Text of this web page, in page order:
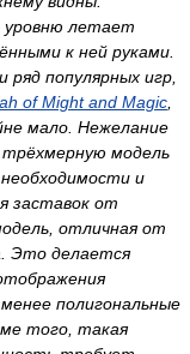
уровню летает
к ней руками.
ряд популярных игр,
of Might and Magic,
мало. Нежелание
трёхмерную модель
и
заставок от
отличная от
Это делается
полигональные
того, такая